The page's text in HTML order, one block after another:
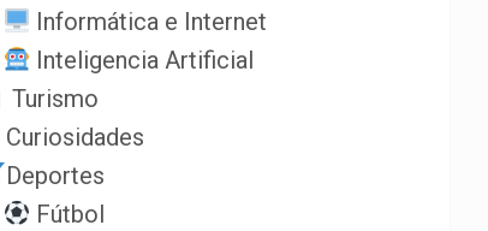
Informática e Internet
Inteligencia Artificial
Turismo
Curiosidades
Deportes
Fútbol